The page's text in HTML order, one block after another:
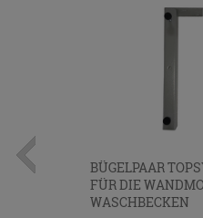
BÜGELPAAR
FÜR DIE
WASCHBECKEN